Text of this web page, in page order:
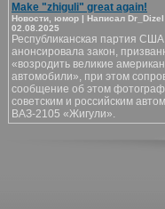
Make "zhiguli" great again!
Новости, юмор | Написал Dr_Dizel
02.08.2025
Республиканская партия США
анонсировала закон,
«возродить великие
автомобили», при этом
сообщение об этом
советским и российским
ВАЗ-2105 «Жигули».